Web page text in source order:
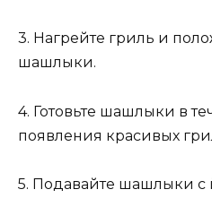
3. Нагрейте гриль и
шашлыки.
4. Готовьте шашлыки в
появления красивых
5. Подавайте шашлыки с